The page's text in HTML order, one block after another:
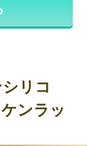
リコ
ンラッ